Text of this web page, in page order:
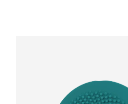
Arabie saoudite